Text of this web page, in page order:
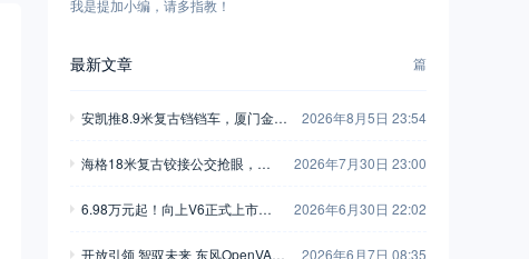
我是提加小编，请多指教！
最新文章 篇
安凯推8.9米复古铛铛车，厦门金龙
9批新产品公示之M类客车篇（中）
2026年8月5日 23:54
海格18米复古铰接公交抢眼，大
8-409批新产品公示之M类客车篇
2026年7月30日 23:00
6.98万元起！向上V6正式上市，
2026年6月30日 22:02
开放引领 智驭未来 东风OpenVAN
2026年6月7日 08:35